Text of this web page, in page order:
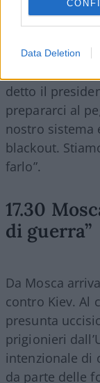
Data Deletion
detto il
prepararci al
nostro sistema
blackout.
farlo”.
17.30
di guerra”
Da Mosca
contro Kiev. Al
presunta
prigionieri
intenzionale di
da parte delle